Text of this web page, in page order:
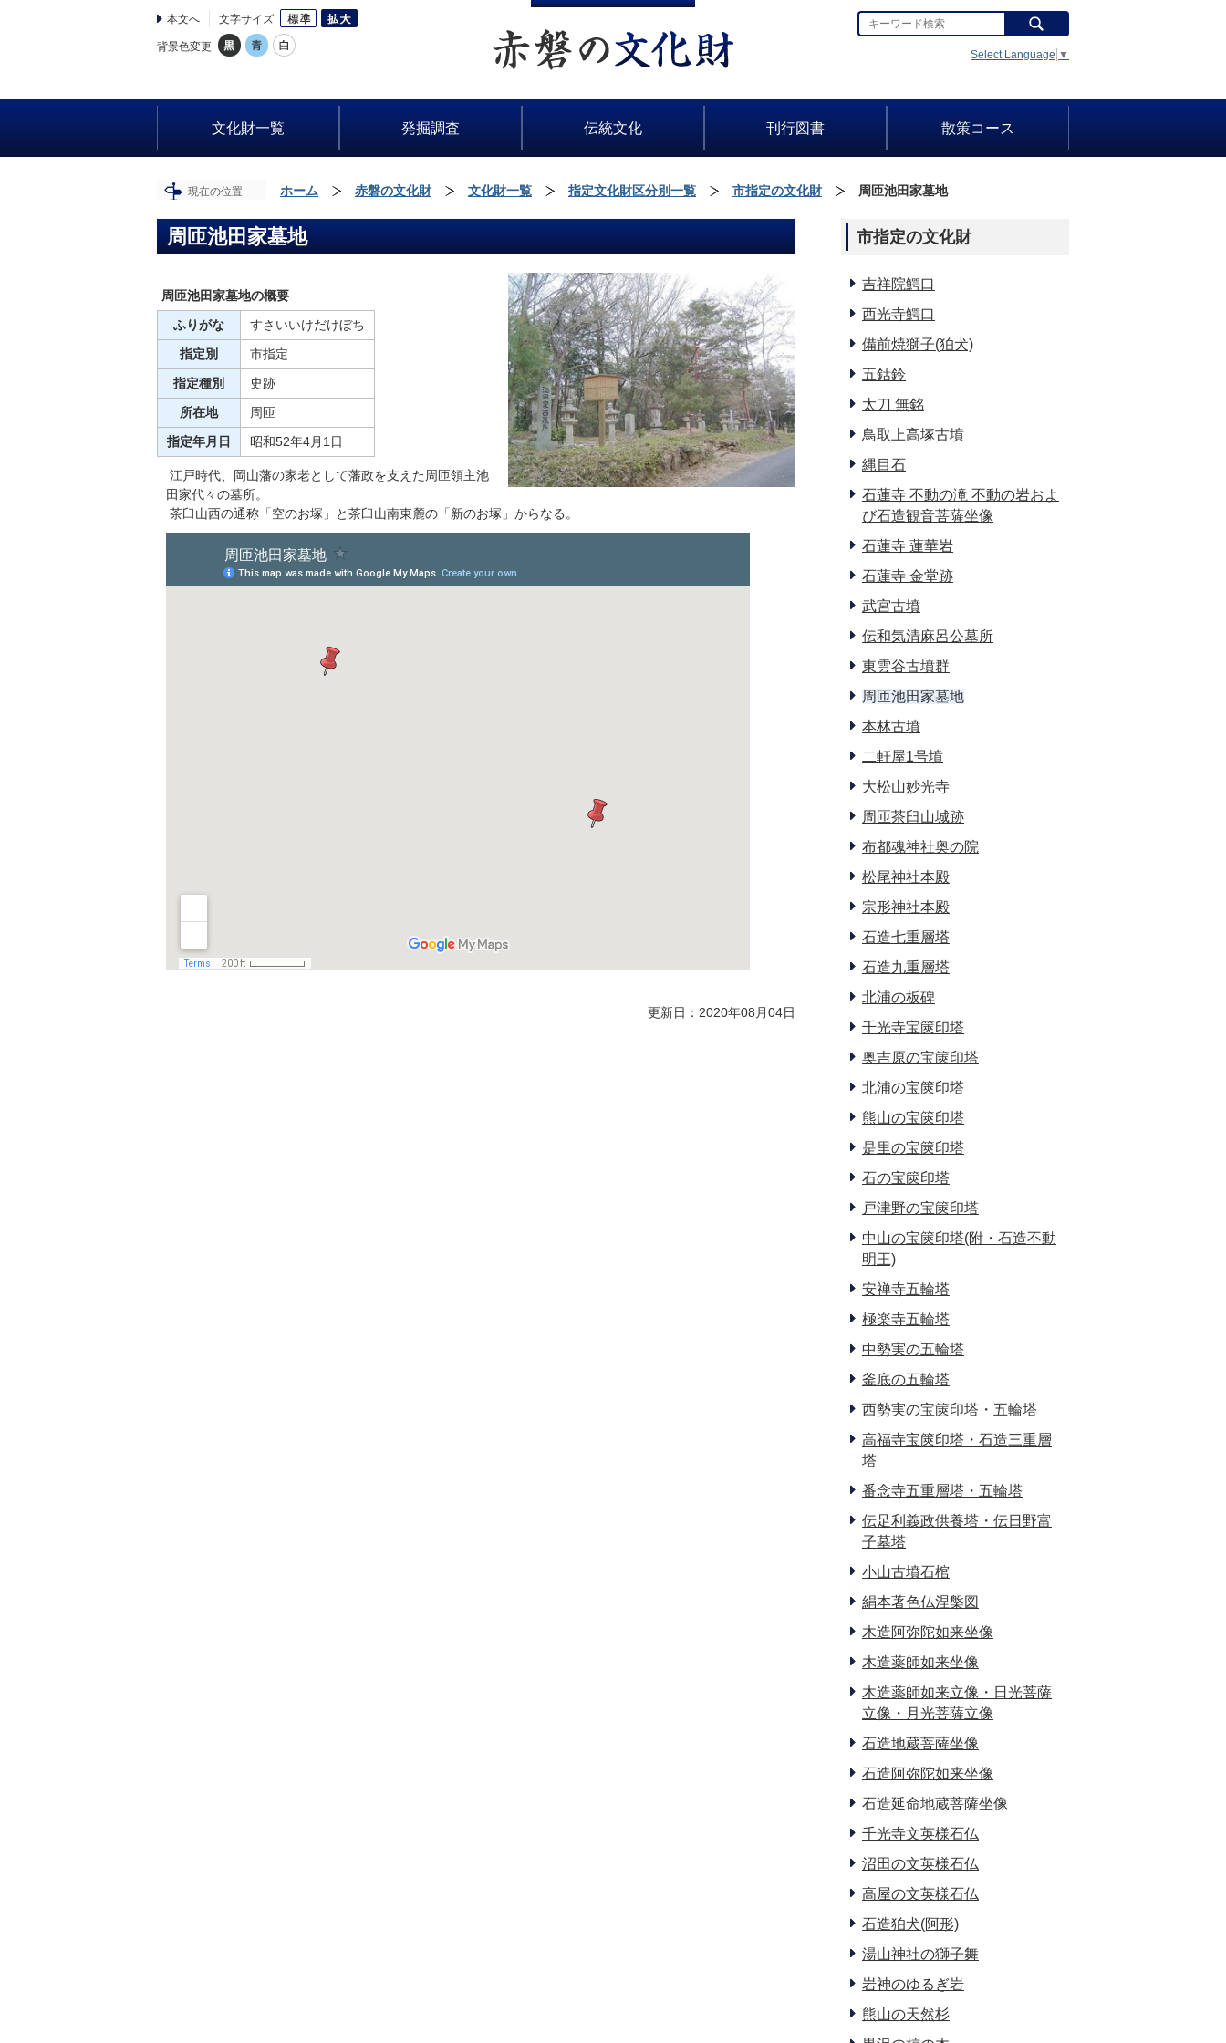
本文へ 文字サイズ
背景色変更
Select Language ▼
文化財一覧 発掘調査 伝統文化 刊行図書 散策コース
現在の位置 ホーム 赤磐の文化財 文化財一覧 指定文化財区分別一覧 市指定の文化財 周匝池田家墓地
周匝池田家墓地
周匝池田家墓地の概要
ふりがな
すさいいけだけぼち
指定別
市指定
指定種別
史跡
所在地
周匝
指定年月日
昭和52年4月1日
江戸時代、岡山藩の家老として藩政を支えた周匝領主池
田家代々の墓所。
茶臼山西の通称「空のお塚」と茶臼山南東麓の「新のお塚」からなる。
更新日：2020年08月04日
市指定の文化財
吉祥院鰐口
西光寺鰐口
備前焼獅子(狛犬)
五鈷鈴
太刀 無銘
鳥取上高塚古墳
縄目石
石蓮寺 不動の滝 不動の岩およ
び石造観音菩薩坐像
石蓮寺 蓮華岩
石蓮寺 金堂跡
武宮古墳
伝和気清麻呂公墓所
東雲谷古墳群
周匝池田家墓地
本林古墳
二軒屋1号墳
大松山妙光寺
周匝茶臼山城跡
布都魂神社奥の院
松尾神社本殿
宗形神社本殿
石造七重層塔
石造九重層塔
北浦の板碑
千光寺宝篋印塔
奥吉原の宝篋印塔
北浦の宝篋印塔
熊山の宝篋印塔
是里の宝篋印塔
石の宝篋印塔
戸津野の宝篋印塔
中山の宝篋印塔(附・石造不動
明王)
安禅寺五輪塔
極楽寺五輪塔
中勢実の五輪塔
釜底の五輪塔
西勢実の宝篋印塔・五輪塔
高福寺宝篋印塔・石造三重層
塔
番念寺五重層塔・五輪塔
伝足利義政供養塔・伝日野富
子墓塔
小山古墳石棺
絹本著色仏涅槃図
木造阿弥陀如来坐像
木造薬師如来坐像
木造薬師如来立像・日光菩薩
立像・月光菩薩立像
石造地蔵菩薩坐像
石造阿弥陀如来坐像
石造延命地蔵菩薩坐像
千光寺文英様石仏
沼田の文英様石仏
高屋の文英様石仏
石造狛犬(阿形)
湯山神社の獅子舞
岩神のゆるぎ岩
熊山の天然杉